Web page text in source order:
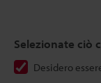
Selezionate ciò
Desidero